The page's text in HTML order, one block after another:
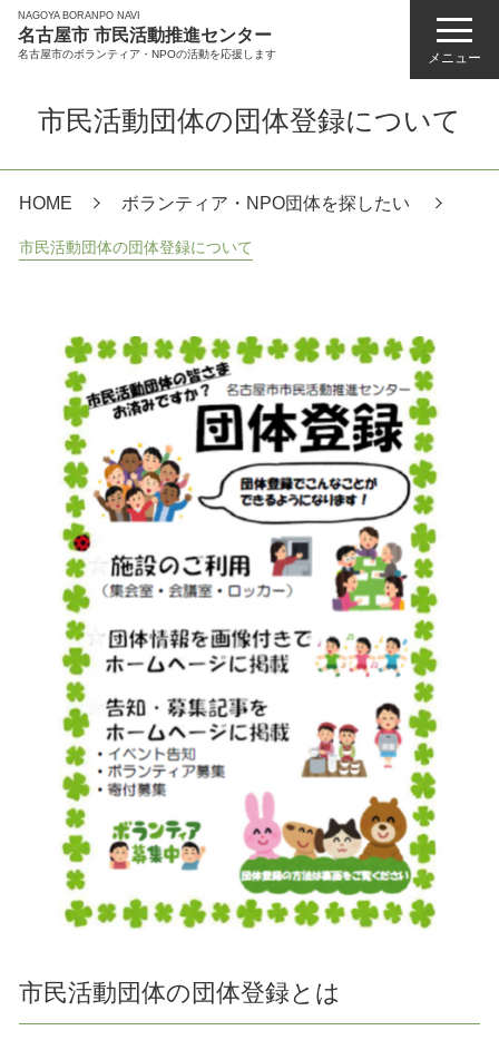
NAGOYA BORANPO NAVI
名古屋市 市民活動推進センター
名古屋市のボランティア・NPOの活動を応援します メニュー
市民活動団体の団体登録について
HOME ボランティア・NPO団体を探したい
市民活動団体の団体登録について
市民活動団体の団体登録とは